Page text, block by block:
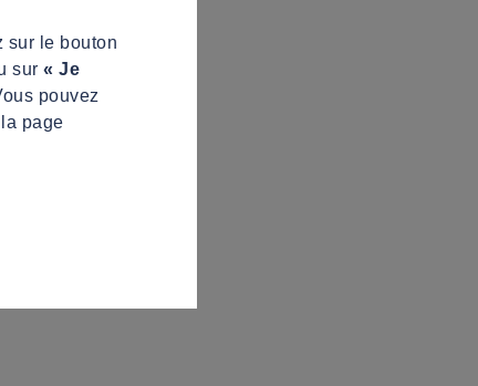
sur le bouton
sur « Je
pouvez
page